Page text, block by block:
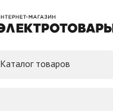
Каталог товаров